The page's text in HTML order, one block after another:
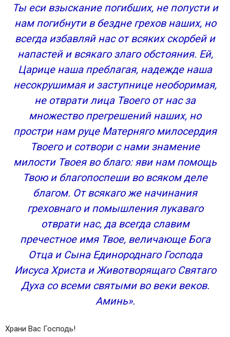
Ты еси взыскание погибших, не попусти и
нам погибнути в бездне грехов наших, но
всегда избавляй нас от всяких скорбей и
напастей и всякаго злаго обстояния. Ей,
Царице наша преблагая, надежде наша
несокрушимая и заступнице необоримая,
не отврати лица Твоего от нас за
множество прегрешений наших, но
простри нам руце Матерняго милосердия
Твоего и сотвори с нами знамение
милости Твоея во благо: яви нам помощь
Твою и благопоспеши во всяком деле
благом. От всякаго же начинания
греховнаго и помышления лукаваго
отврати нас, да всегда славим
пречестное имя Твое, величающе Бога
Отца и Сына Единороднаго Господа
Иисуса Христа и Животворящаго Святаго
Духа со всеми святыми во веки веков.
Аминь».
Храни Вас Господь!